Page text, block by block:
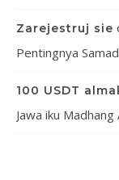
Zarejestruj sie
Pentingnya
100 USDT
Jawa iku